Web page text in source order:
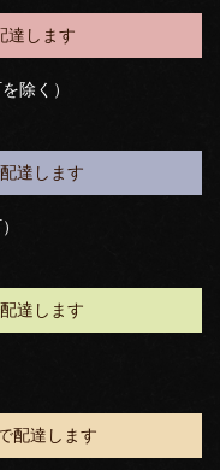
達します
除く）
達します
達します
配達します